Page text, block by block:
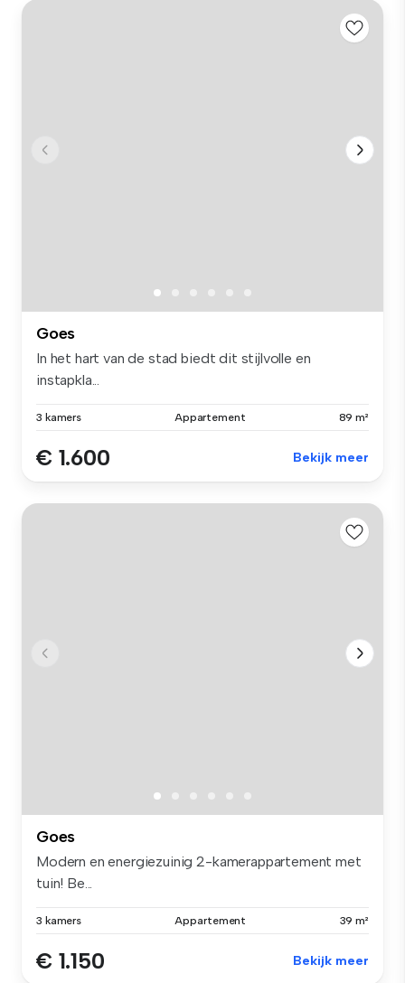
Goes
In het hart van de stad biedt dit stijlvolle en
instapkla...
3 kamers Appartement 89 m²
€ 1.600 Bekijk meer
Goes
Modern en energiezuinig 2-kamerappartement met
tuin! Be...
3 kamers Appartement 39 m²
€ 1.150 Bekijk meer